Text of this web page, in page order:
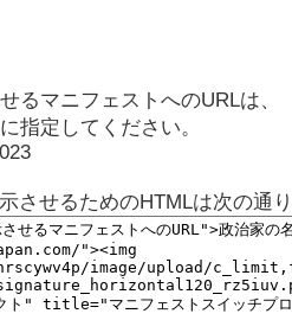
るマニフェストへのURLは、
指定してください。
させるためのHTMLは次の通り